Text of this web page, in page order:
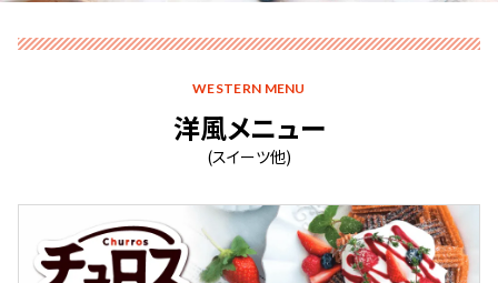
WESTERN MENU
洋風メニュー
(スイーツ他)